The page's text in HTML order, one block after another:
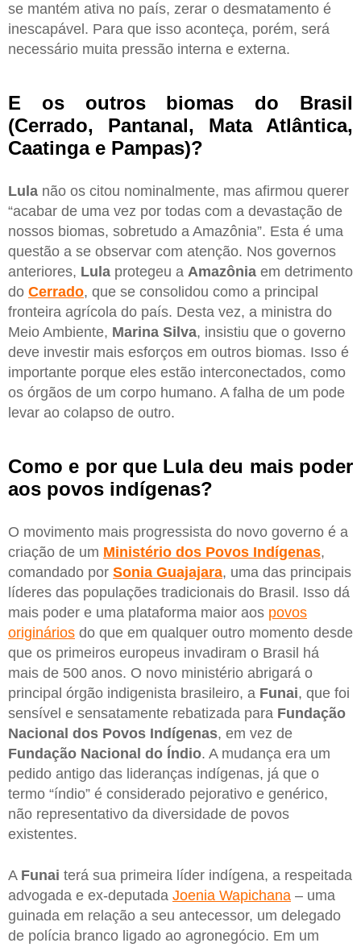
se mantém ativa no país, zerar o desmatamento é
inescapável. Para que isso aconteça, porém, será
necessário muita pressão interna e externa.
E os outros biomas do Brasil
(Cerrado, Pantanal, Mata Atlântica,
Caatinga e Pampas)?
Lula não os citou nominalmente, mas afirmou querer
“acabar de uma vez por todas com a devastação de
nossos biomas, sobretudo a Amazônia”. Esta é uma
questão a se observar com atenção. Nos governos
anteriores, Lula protegeu a Amazônia em detrimento
do Cerrado, que se consolidou como a principal
fronteira agrícola do país. Desta vez, a ministra do
Meio Ambiente, Marina Silva, insistiu que o governo
deve investir mais esforços em outros biomas. Isso é
importante porque eles estão interconectados, como
os órgãos de um corpo humano. A falha de um pode
levar ao colapso de outro.
Como e por que Lula deu mais poder
aos povos indígenas?
O movimento mais progressista do novo governo é a
criação de um Ministério dos Povos Indígenas,
comandado por Sonia Guajajara, uma das principais
líderes das populações tradicionais do Brasil. Isso dá
mais poder e uma plataforma maior aos povos
originários do que em qualquer outro momento desde
que os primeiros europeus invadiram o Brasil há
mais de 500 anos. O novo ministério abrigará o
principal órgão indigenista brasileiro, a Funai, que foi
sensível e sensatamente rebatizada para Fundação
Nacional dos Povos Indígenas, em vez de
Fundação Nacional do Índio. A mudança era um
pedido antigo das lideranças indígenas, já que o
termo “índio” é considerado pejorativo e genérico,
não representativo da diversidade de povos
existentes.
A Funai terá sua primeira líder indígena, a respeitada
advogada e ex-deputada Joenia Wapichana – uma
guinada em relação a seu antecessor, um delegado
de polícia branco ligado ao agronegócio. Em um